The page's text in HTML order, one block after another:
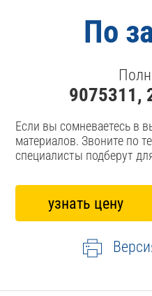
По
9075311,
Если вы сомневаетесь в
материалов. Звоните по
специалисты подберут